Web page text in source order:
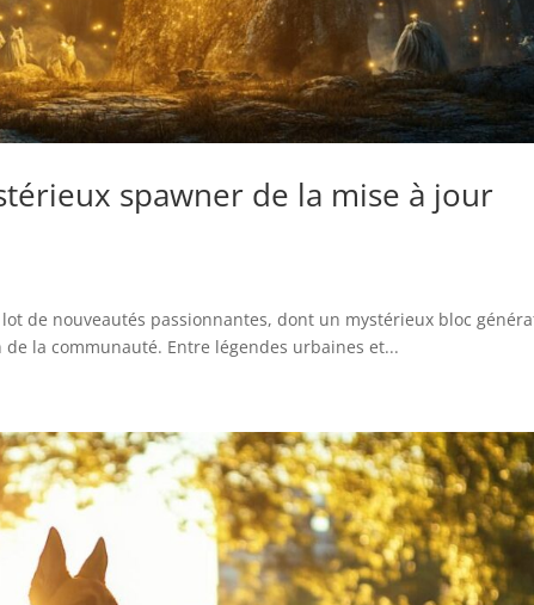
spawner de la mise à jour
de nouveautés passionnantes, dont un mystérieux bloc
la communauté. Entre légendes urbaines et...